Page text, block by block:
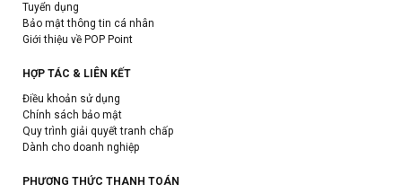
Tuyển dụng
Bảo mật thông tin cá nhân
Giới thiệu về POP Point
HỢP TÁC & LIÊN KẾT
Điều khoản sử dụng
Chính sách bảo mật
Quy trình giải quyết tranh chấp
Dành cho doanh nghiệp
PHƯƠNG THỨC THANH TOÁN